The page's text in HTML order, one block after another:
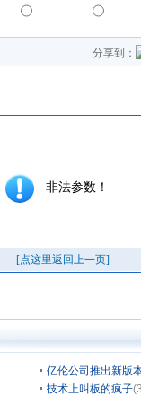
分享到：
亿伦公司推出新版
技术上叫板的疯子